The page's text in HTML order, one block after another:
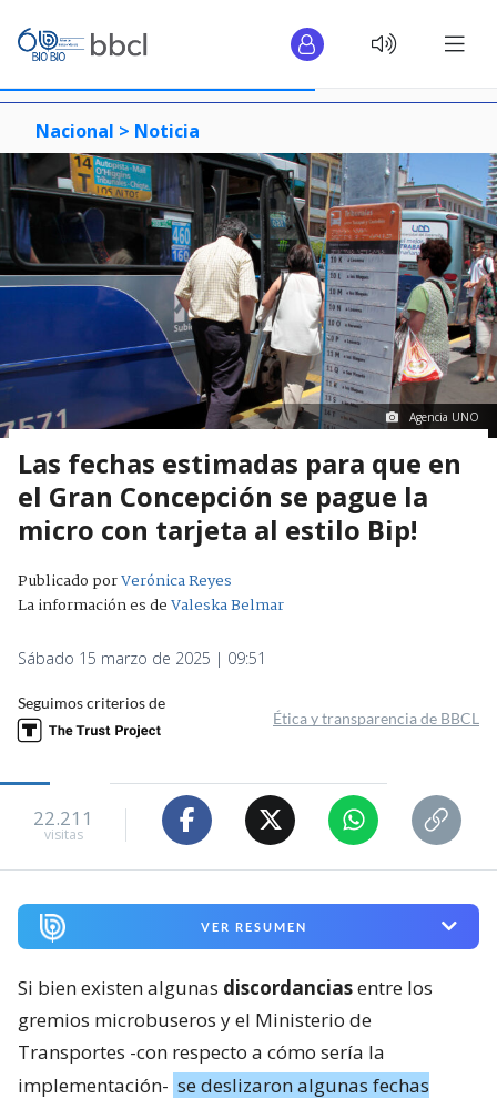
Nacional > Noticia
Agencia UNO
Las fechas estimadas para que en
el Gran Concepción se pague la
micro con tarjeta al estilo Bip!
Publicado porVerónica Reyes
La información es deValeska Belmar
Sábado 15 marzo de 2025 | 09:51
Seguimos criterios de
Ética y transparencia de BBCL
22.211
visitas
VER RESUMEN
Si bien existen algunas discordanciasentre los
gremios microbuseros y el Ministerio de
Transportes -con respecto a cómo sería la
implementación- se deslizaron algunas fechas